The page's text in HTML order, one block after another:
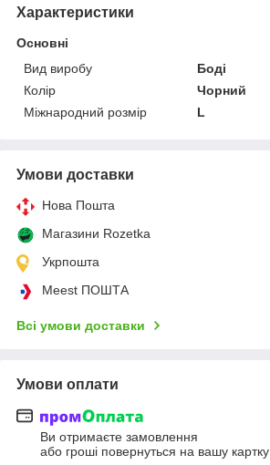
Характеристики
Основні
Вид виробу
Боді
Колір
Чорний
Міжнародний розмір
L
Умови доставки
Нова Пошта
Магазини Rozetka
Укрпошта
Meest ПОШТА
Всі умови доставки
Умови оплати
Ви отримаєте замовлення
або гроші повернуться на вашу картку